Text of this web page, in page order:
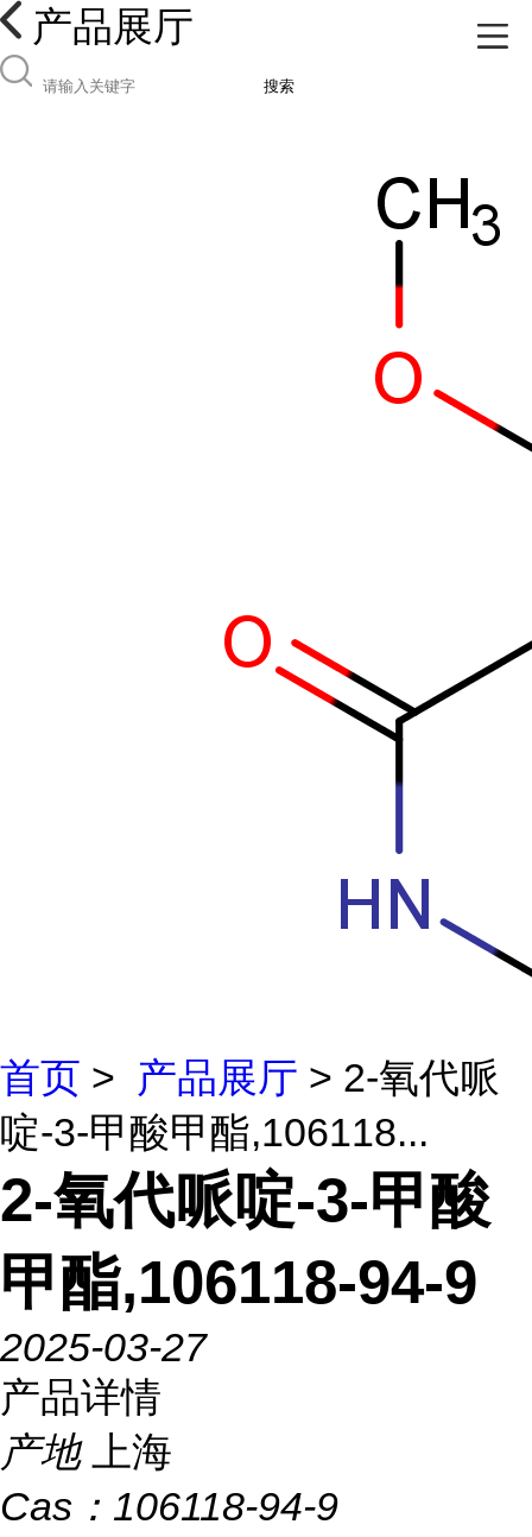
产品展厅
搜索
首页 > 产品展厅 > 2-氧代哌
啶-3-甲酸甲酯,106118...
2-氧代哌啶-3-甲酸
甲酯,106118-94-9
2025-03-27
产品详情
产地
上海
Cas： 106118-94-9